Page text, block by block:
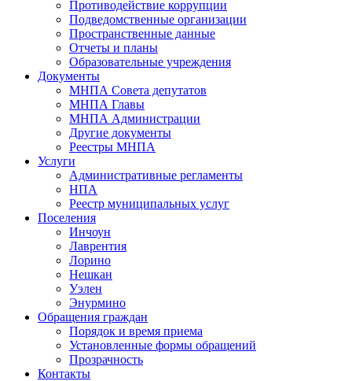
Противодействие коррупции
Подведомственные организации
Пространственные данные
Отчеты и планы
Образовательные учреждения
Документы
МНПА Совета депутатов
МНПА Главы
МНПА Администрации
Другие документы
Реестры МНПА
Услуги
Административные регламенты
НПА
Реестр муниципальных услуг
Поселения
Инчоун
Лаврентия
Лорино
Нешкан
Уэлен
Энурмино
Обращения граждан
Порядок и время приема
Установленные формы обращений
Прозрачность
Контакты